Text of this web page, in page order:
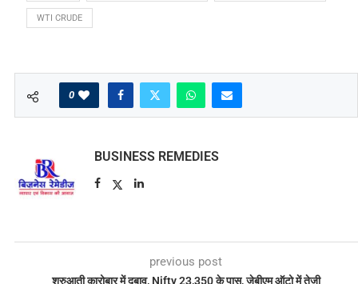
WTI CRUDE
0
BUSINESS REMEDIES
previous post
शुरुआती कारोबार में दबाव, Nifty 23,350 के पास, जेबीएम ऑटो में तेजी